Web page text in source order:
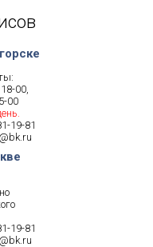
00,
00
19-81
19-81